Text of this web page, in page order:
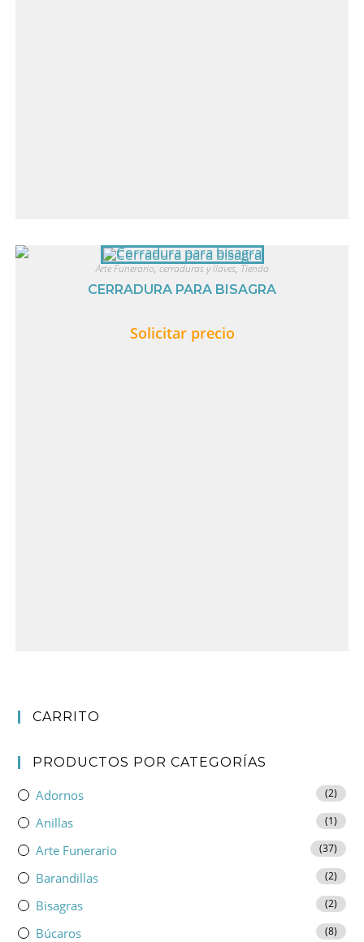
Arte Funerario, cerraduras y llaves, Tienda
CERRADURA PARA BISAGRA
Solicitar precio
CARRITO
PRODUCTOS POR CATEGORÍAS
Adornos (2)
Anillas (1)
Arte Funerario (37)
Barandillas (2)
Bisagras (2)
Búcaros (8)